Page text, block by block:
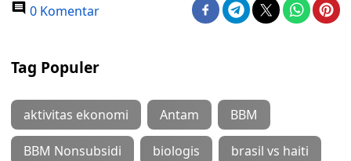
0 Komentar
Tag Populer
aktivitas ekonomi Antam BBM
BBM Nonsubsidi biologis brasil vs haiti